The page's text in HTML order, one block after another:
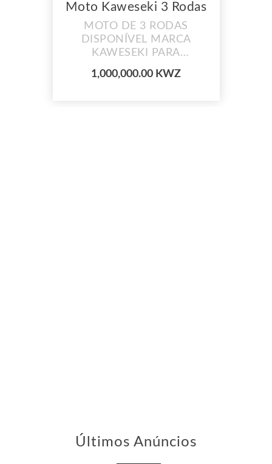
Moto Kaweseki 3 Rodas
MOTO DE 3 RODAS
DISPONÍVEL MARCA
KAWESEKI PARA
CONTACTO.
1,000,000.00 KWZ
Últimos Anúncios